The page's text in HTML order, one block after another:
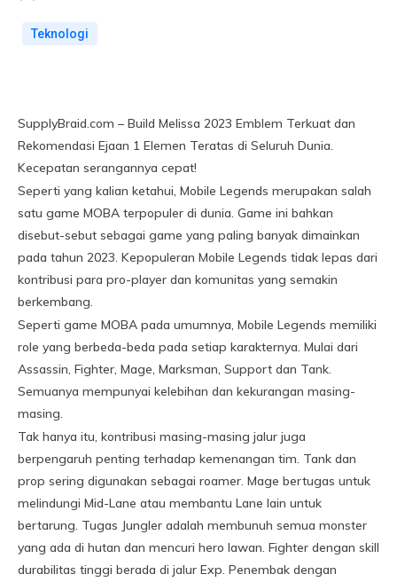
Teknologi
SupplyBraid.com – Build Melissa 2023 Emblem Terkuat dan
Rekomendasi Ejaan 1 Elemen Teratas di Seluruh Dunia.
Kecepatan serangannya cepat!
Seperti yang kalian ketahui, Mobile Legends merupakan salah
satu game MOBA terpopuler di dunia. Game ini bahkan
disebut-sebut sebagai game yang paling banyak dimainkan
pada tahun 2023. Kepopuleran Mobile Legends tidak lepas dari
kontribusi para pro-player dan komunitas yang semakin
berkembang.
Seperti game MOBA pada umumnya, Mobile Legends memiliki
role yang berbeda-beda pada setiap karakternya. Mulai dari
Assassin, Fighter, Mage, Marksman, Support dan Tank.
Semuanya mempunyai kelebihan dan kekurangan masing-
masing.
Tak hanya itu, kontribusi masing-masing jalur juga
berpengaruh penting terhadap kemenangan tim. Tank dan
prop sering digunakan sebagai roamer. Mage bertugas untuk
melindungi Mid-Lane atau membantu Lane lain untuk
bertarung. Tugas Jungler adalah membunuh semua monster
yang ada di hutan dan mencuri hero lawan. Fighter dengan skill
durabilitas tinggi berada di jalur Exp. Penembak dengan